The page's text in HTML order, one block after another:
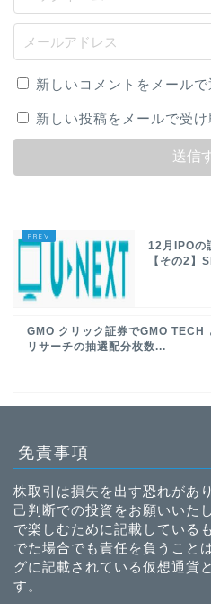
新しいコメントをメールで
新しい投稿をメールで受け
12月IPOの
【その2】
GMO クリック証券でGMO TECH
リサーチの抽選配分枚数...
免責事項
株取引は損失を出す恐れがあ
己判断での投資をお願いいた
で楽しむために記載している
でた場合でも責任を負うこと
グに記載されている仮想通貨
す。